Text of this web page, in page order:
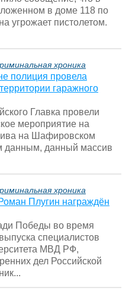
в доме 118 по
угрожает пистолетом.
хроника
полиция провела
гаражного
Главка провели
мероприятие на
на Шафировском
данным, данный массив
хроника
Плугин награждён
Победы во время
специалистов
МВД РФ,
дел Российской